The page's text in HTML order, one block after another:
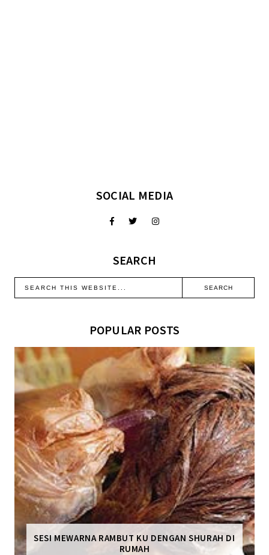
SOCIAL MEDIA
SEARCH
POPULAR POSTS
SESI MEWARNA RAMBUT KU DENGAN SHURAH DI
RUMAH